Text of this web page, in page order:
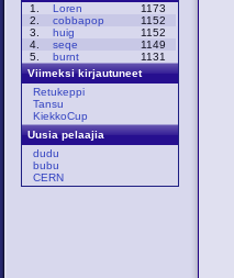
1.
Loren
1173
2.
cobbapop
1152
3.
huig
1152
4.
seqe
1149
5.
burnt
1131
Viimeksi kirjautuneet
Retukeppi
Tansu
KiekkoCup
Uusia pelaajia
dudu
bubu
CERN